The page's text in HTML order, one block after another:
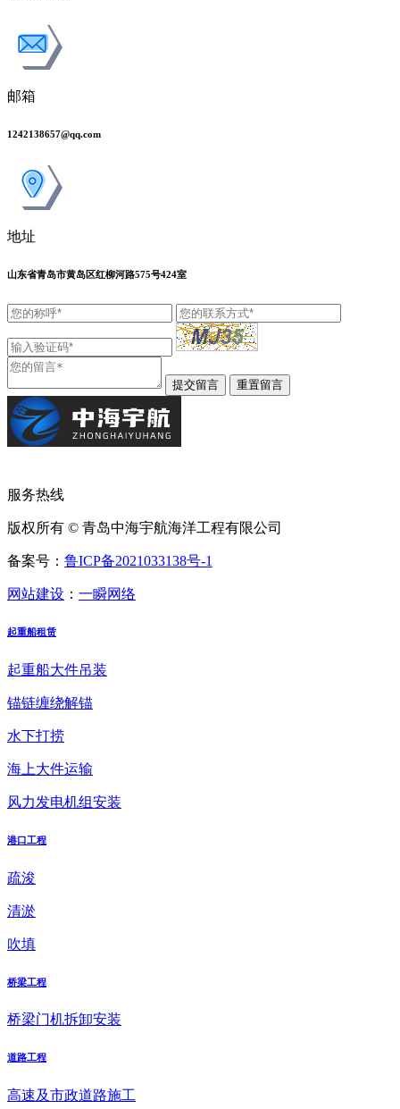
邮箱
1242138657@qq.com
地址
山东省青岛市黄岛区红柳河路575号424室
服务热线
版权所有 © 青岛中海宇航海洋工程有限公司
备案号： 鲁ICP备2021033138号-1
网站建设 ： 一瞬网络
起重船租赁
起重船大件吊装
锚链缠绕解锚
水下打捞
海上大件运输
风力发电机组安装
港口工程
疏浚
清淤
吹填
桥梁工程
桥梁门机拆卸安装
道路工程
高速及市政道路施工